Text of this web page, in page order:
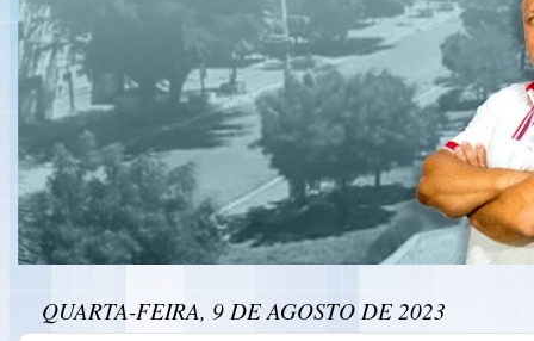
QUARTA-FEIRA, 9 DE AGOSTO DE 2023